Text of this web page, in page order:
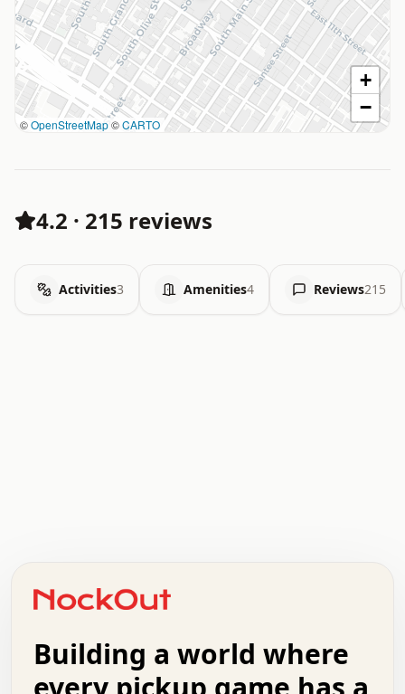
©OpenStreetMap©CARTO
+
−
4.2 · 215 reviews
Activities3 Amenities4 Reviews215
+   .   .   .   .   .   .   .   .   .   +   .   .
.   .   .   .   .   .   .   .   .   .   .   :   .
.   .   .   .   +   .   .   .   .   .   .   .   +
Building a world where